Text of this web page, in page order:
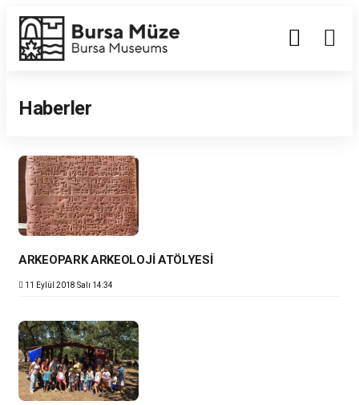
Enabled
Haberler
ARKEOPARK ARKEOLOJİ ATÖLYESİ
11 Eylül 2018 Salı 14:34